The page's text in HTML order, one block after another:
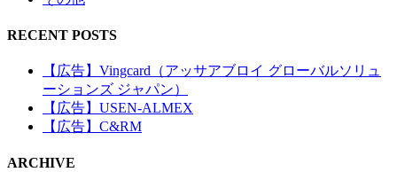
RECENT POSTS
【広告】Vingcard（アッサアブロイ グローバルソリュ
ーションズ ジャパン）
【広告】USEN-ALMEX
【広告】C&RM
ARCHIVE